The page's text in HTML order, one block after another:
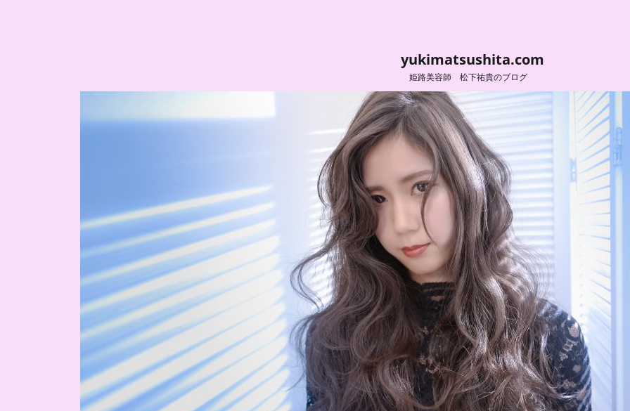
yukimatsushita.com
姫路美容師 松下祐貴のブログ